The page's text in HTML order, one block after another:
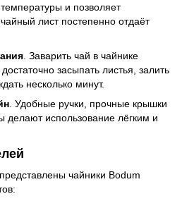
и позволяет
лист постепенно отдаёт
. Заварить чай в чайнике
засыпать листья, залить
несколько минут.
. Удобные ручки, прочные крышки
использование лёгким и
представлены чайники Bodum